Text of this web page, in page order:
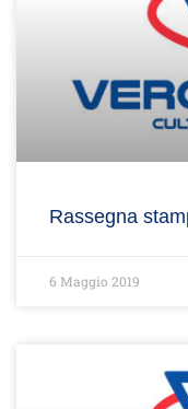
Rassegna
6 Maggio 2019